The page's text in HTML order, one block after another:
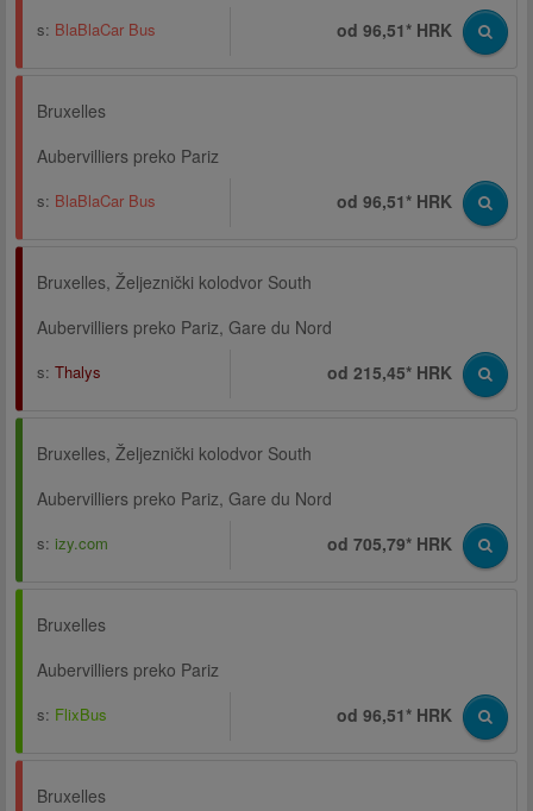
s: BlaBlaCar Bus od 96,51* HRK
Bruxelles
Aubervilliers preko Pariz
s: BlaBlaCar Bus od 96,51* HRK
Bruxelles, Željeznički kolodvor South
Aubervilliers preko Pariz, Gare du Nord
s: Thalys od 215,45* HRK
Bruxelles, Željeznički kolodvor South
Aubervilliers preko Pariz, Gare du Nord
s: izy.com od 705,79* HRK
Bruxelles
Aubervilliers preko Pariz
s: FlixBus od 96,51* HRK
Bruxelles